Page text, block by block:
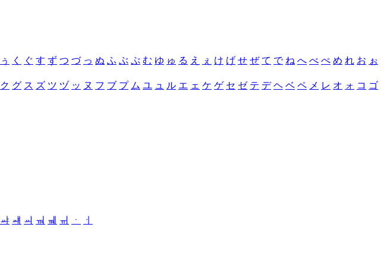
ぅ く ぐ す ず つ づ っ ぬ ふ ぶ ぷ む ゆ ゅ る え ぇ け げ せ ぜ て で ね へ べ ぺ め れ お ぉ
ク グ ス ズ ツ ヅ ッ ヌ フ ブ プ ム ユ ュ ル エ ェ ケ ゲ セ ゼ テ デ ヘ ベ ペ メ レ オ ォ コ ゴ
ㆇ ㆈ ㆉ ㆊ ㆋ ㆌ ㆍ
ㆎ